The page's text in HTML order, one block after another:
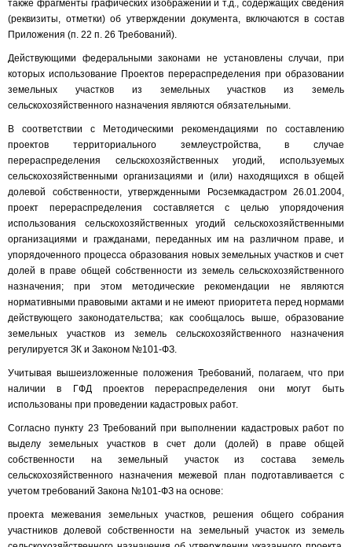
также фрагменты графических изображении и т.д., содержащих сведения
(реквизиты, отметки) об утверждении документа, включаются в состав
Приложения (п. 22 п. 26 Требований).
Действующими федеральными законами не установлены случаи, при
которых использование Проектов перераспределения при образовании
земельных участков из земельных участков из земель
сельскохозяйственного назначения являются обязательными.
В соответствии с Методическими рекомендациями по составлению
проектов территориального землеустройства, в случае
перераспределения сельскохозяйственных угодий, используемых
сельскохозяйственными организациями и (или) находящихся в общей
долевой собственности, утвержденными Росземкадастром 26.01.2004,
проект перераспределения составляется с целью упорядочения
использования сельскохозяйственных угодий сельскохозяйственными
организациями и гражданами, переданных им на различном праве, и
упорядоченного процесса образования новых земельных участков и счет
долей в праве общей собственности из земель сельскохозяйственного
назначения; при этом методические рекомендации не являются
нормативными правовыми актами и не имеют приоритета перед нормами
действующего законодательства; как сообщалось выше, образование
земельных участков из земель сельскохозяйственного назначения
регулируется ЗК и Законом №101-ФЗ.
Учитывая вышеизложенные положения Требований, полагаем, что при
наличии в ГФД проектов перераспределения они могут быть
использованы при проведении кадастровых работ.
Согласно пункту 23 Требований при выполнении кадастровых работ по
выделу земельных участков в счет доли (долей) в праве общей
собственности на земельный участок из состава земель
сельскохозяйственного назначения межевой план подготавливается с
учетом требований Закона №101-ФЗ на основе:
проекта межевания земельных участков, решения общего собрания
участников долевой собственности на земельный участок из земель